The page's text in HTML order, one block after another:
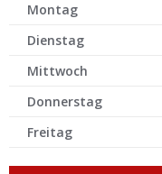
Montag
Dienstag
Mittwoch
Donnerstag
Freitag